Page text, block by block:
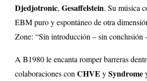
Djedjotronic, Gesaffelstein. Su música
EBM puro y espontáneo de otra
Zone: “Sin introducción – sin conclusión
A B1980 le encanta romper barreras
colaboraciones con CHVE ySyndrome